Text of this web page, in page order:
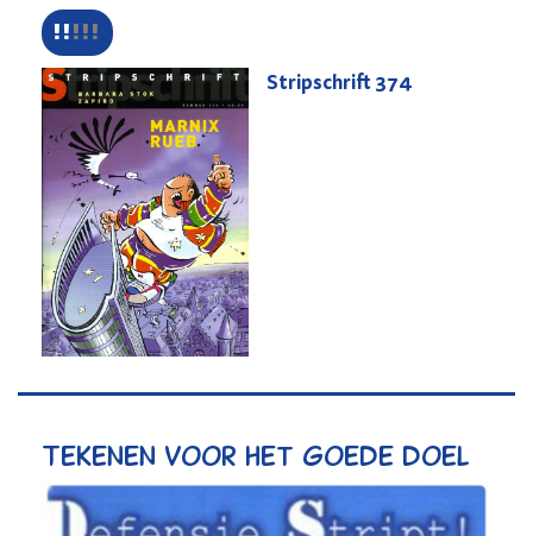
Stripschrift374
Tekenen voor het goede doel